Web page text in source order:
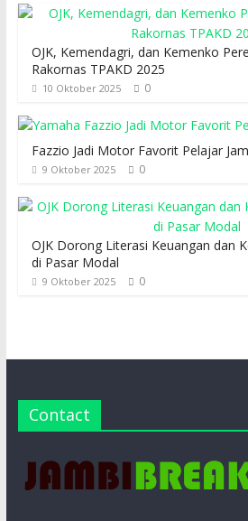
OJK, Kemendagri, dan Kemenko
Rakornas TPAKD 2025
10 Oktober 2025 0
Fazzio Jadi Motor Favorit Pelajar
9 Oktober 2025 0
OJK Dorong Literasi Keuangan dan
di Pasar Modal
9 Oktober 2025 0
Contact